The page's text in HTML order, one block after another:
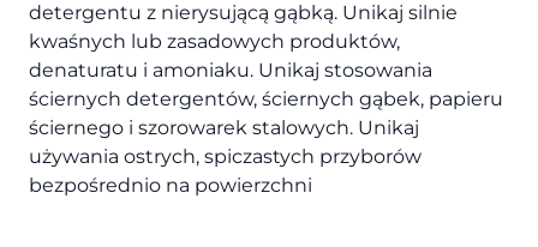
detergentu z nierysującą gąbką. Unikaj silnie
kwaśnych lub zasadowych produktów,
denaturatu i amoniaku. Unikaj stosowania
ściernych detergentów, ściernych gąbek, papieru
ściernego i szorowarek stalowych. Unikaj
używania ostrych, spiczastych przyborów
bezpośrednio na powierzchni